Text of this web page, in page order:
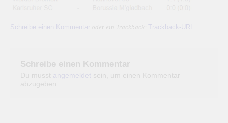
Schreibe einen Kommentar oder ein Trackback: Trackback-URL
Schreibe einen Kommentar
Du musst angemeldet sein, um einen Kommentar
abzugeben.